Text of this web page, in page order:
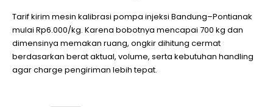
Tarif kirim mesin kalibrasi pompa injeksi Bandung–Pontianak
mulai Rp6.000/kg. Karena bobotnya mencapai 700 kg dan
dimensinya memakan ruang, ongkir dihitung cermat
berdasarkan berat aktual, volume, serta kebutuhan handling
agar charge pengiriman lebih tepat.